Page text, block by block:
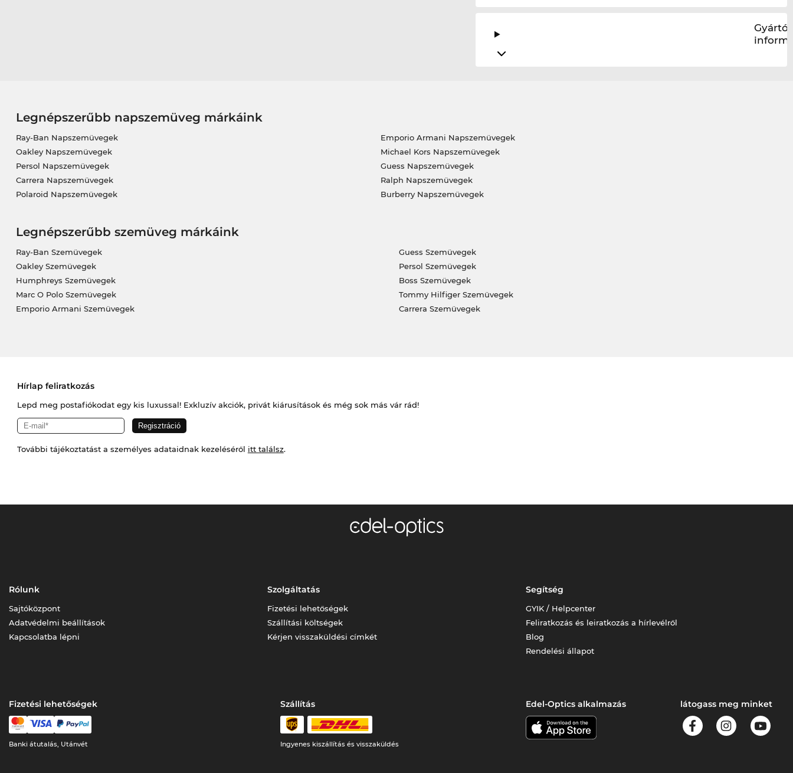
Gyártói
Legnépszerűbb napszemüveg márkáink
Ray-Ban Napszemüvegek
Oakley Napszemüvegek
Persol Napszemüvegek
Carrera Napszemüvegek
Polaroid Napszemüvegek
Emporio Armani Napszemüvegek
Michael Kors Napszemüvegek
Guess Napszemüvegek
Ralph Napszemüvegek
Burberry Napszemüvegek
Legnépszerűbb szemüveg márkáink
Ray-Ban Szemüvegek
Oakley Szemüvegek
Humphreys Szemüvegek
Marc O Polo Szemüvegek
Emporio Armani Szemüvegek
Guess Szemüvegek
Persol Szemüvegek
Boss Szemüvegek
Tommy Hilfiger Szemüvegek
Carrera Szemüvegek
Hírlap feliratkozás
Lepd meg postafiókodat egy kis luxussal! Exkluzív akciók, privát kiárusítások és még sok más vár rád!
További tájékoztatást a személyes adataidnak kezeléséről itt találsz.
Rólunk
Sajtóközpont
Adatvédelmi beállítások
Kapcsolatba lépni
Szolgáltatás
Fizetési lehetőségek
Szállítási költségek
Kérjen visszaküldési címkét
Segítség
GYIK / Helpcenter
Feliratkozás és leiratkozás a hírlevélről
Blog
Rendelési állapot
Fizetési lehetőségek
Banki átutalás, Utánvét
Szállítás
Ingyenes kiszállítás és visszaküldés
Edel-Optics alkalmazás látogass meg minket